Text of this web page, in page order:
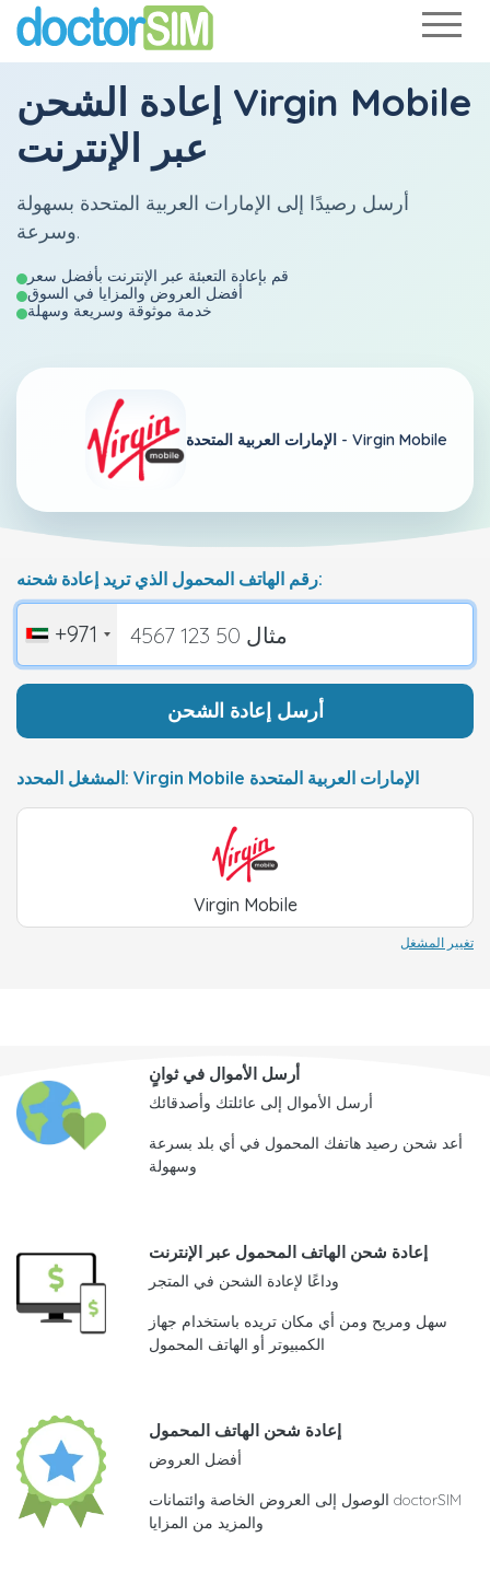
Virgin Mobile
عبر الإنترنت
أرسل رصيدًا إلى الإمارات العربية المتحدة بسهولة
وسرعة.
قم بإعادة التعبئة عبر الإنترنت بأفضل سعر
أفضل العروض والمزايا في السوق
خدمة موثوقة وسريعة وسهلة
الإمارات العربية المتحدة - Virgin Mobile
رقم الهاتف المحمول الذي تريد إعادة شحنه:
+971
أرسل إعادة الشحن
المشغل المحدد: Virgin Mobile الإمارات العربية المتحدة
Virgin Mobile
تغيير المشغل
أرسل الأموال في ثوانٍ
أرسل الأموال إلى عائلتك وأصدقائك
أعد شحن رصيد هاتفك المحمول في أي بلد بسرعة
وسهولة
إعادة شحن الهاتف المحمول عبر الإنترنت
وداعًا لإعادة الشحن في المتجر
سهل ومريح ومن أي مكان تريده باستخدام جهاز
الكمبيوتر أو الهاتف المحمول
إعادة شحن الهاتف المحمول
أفضل العروض
الوصول إلى العروض الخاصة وائتمانات doctorSIM
والمزيد من المزايا